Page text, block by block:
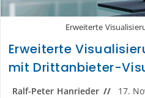
Erweiterte
Erweiterte
mit Drittanbieter-
Ralf-Peter Hanrieder
17.